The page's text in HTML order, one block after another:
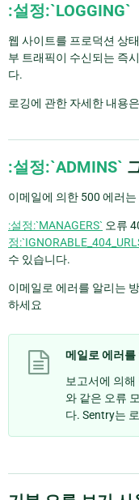
:설정:`LOGGING`
웹 사이트를 프로덕션 상
부 트래픽이 수신되는 즉
다.
로깅에 관한 자세한 내용
:설정:`ADMINS`
이메일에 의한 500 에러는
:설정:`MANAGERS` 오류
정
수 있습니다.
이메일로 에러를 알리는
하세요
메일로 에러
보고서에 의해
와 같은 오류
다. Sentry는